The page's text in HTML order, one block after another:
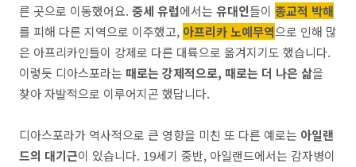
른 곳으로 이동했어요. 중세 유럽에서는 유대인들이 종교적 박해
를 피해 다른 지역으로 이주했고, 아프리카 노예무역으로 인해 많
은 아프리카인들이 강제로 다른 대륙으로 옮겨지기도 했습니다.
이렇듯 디아스포라는 때로는 강제적으로, 때로는 더 나은 삶을
찾아 자발적으로 이루어지곤 했답니다.
디아스포라가 역사적으로 큰 영향을 미친 또 다른 예로는 아일랜
드의 대기근이 있습니다. 19세기 중반, 아일랜드에서는 감자병이